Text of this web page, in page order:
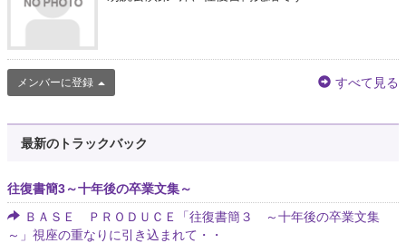
メンバーに登録 すべて見る
最新のトラックバック
往復書簡3～十年後の卒業文集～
ＢＡＳＥ ＰＲＯＤＵＣＥ「往復書簡３ ～十年後の卒業文集
～」視座の重なりに引き込まれて・・